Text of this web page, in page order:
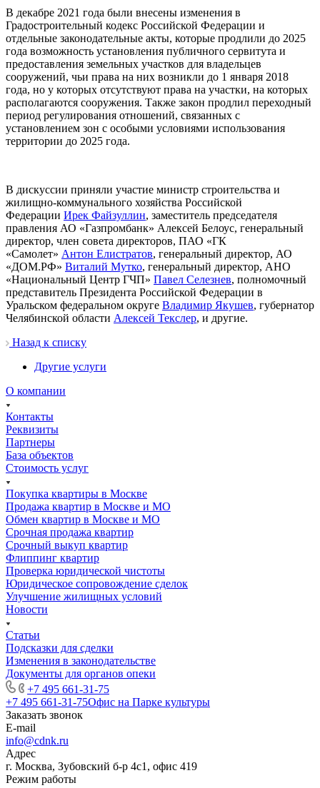
В декабре 2021 года были внесены изменения в
Градостроительный кодекс Российской Федерации и
отдельные законодательные акты, которые продлили до 2025
года возможность установления публичного сервитута и
предоставления земельных участков для владельцев
сооружений, чьи права на них возникли до 1 января 2018
года, но у которых отсутствуют права на участки, на которых
располагаются сооружения. Также закон продлил переходный
период регулирования отношений, связанных с
установлением зон с особыми условиями использования
территории до 2025 года.
В дискуссии приняли участие министр строительства и
жилищно-коммунального хозяйства Российской
Федерации Ирек Файзуллин, заместитель председателя
правления АО «Газпромбанк» Алексей Белоус, генеральный
директор, член совета директоров, ПАО «ГК
«Самолет» Антон Елистратов, генеральный директор, АО
«ДОМ.РФ» Виталий Мутко, генеральный директор, АНО
«Национальный Центр ГЧП» Павел Селезнев, полномочный
представитель Президента Российской Федерации в
Уральском федеральном округе Владимир Якушев, губернатор
Челябинской области Алексей Текслер, и другие.
Назад к списку
Другие услуги
О компании
Контакты
Реквизиты
Партнеры
База объектов
Стоимость услуг
Покупка квартиры в Москве
Продажа квартир в Москве и МО
Обмен квартир в Москве и МО
Срочная продажа квартир
Срочный выкуп квартир
Флиппинг квартир
Проверка юридической чистоты
Юридическое сопровождение сделок
Улучшение жилищных условий
Новости
Статьи
Подсказки для сделки
Изменения в законодательстве
Документы для органов опеки
+7 495 661-31-75
+7 495 661-31-75Офис на Парке культуры
Заказать звонок
E-mail
info@cdnk.ru
Адрес
г. Москва, Зубовский б-р 4с1, офис 419
Режим работы